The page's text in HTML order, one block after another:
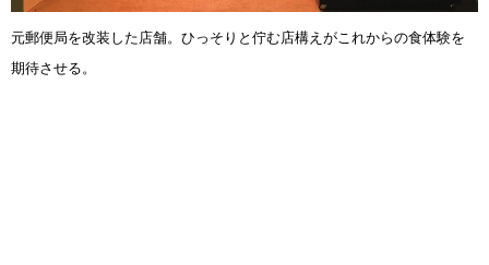
元郵便局を改装した店舗。ひっそりと佇む店構えがこれからの食体験を
期待させる。